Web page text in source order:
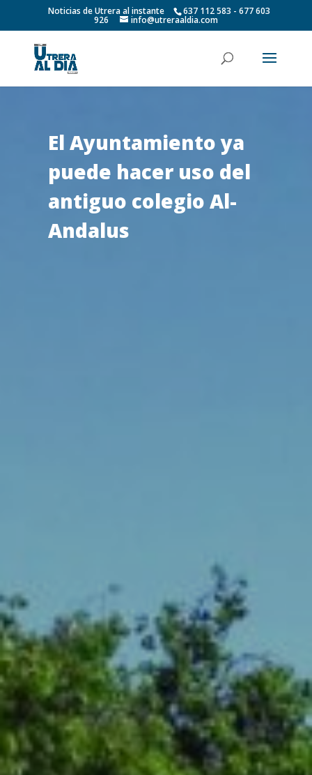
Noticias de Utrera al instante 637 112 583 - 677 603
926 info@utreraaldia.com
El Ayuntamiento ya
puede hacer uso del
antiguo colegio Al-
Andalus